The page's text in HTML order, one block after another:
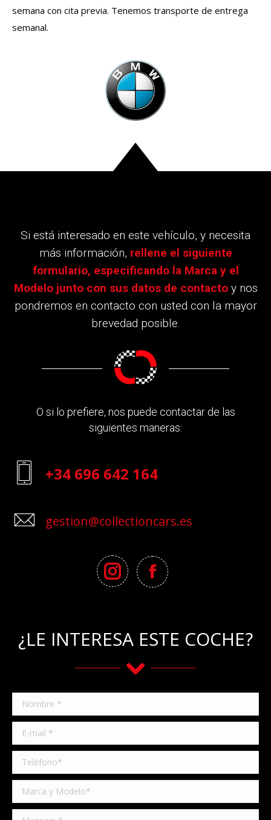
semana con cita previa. Tenemos transporte de entrega
semanal.
Si está interesado en este vehículo, y necesita
más información, rellene el siguiente
formulario, especificando la Marca y el
Modelo junto con sus datos de contactoy nos
pondremos en contacto con usted con la mayor
brevedad posible.
O si lo prefiere, nos puede contactar de las
siguientes maneras:
+34 696 642 164
gestion@collectioncars.es
¿LE INTERESA ESTE COCHE?